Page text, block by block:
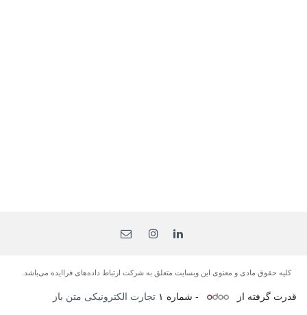
کلیه حقوق مادی و معنوی این وبسایت متعلق به شرکت ارتباط داده‌های فرا‌ایده می‌باشد.
قدرت گرفته از - شماره ۱ تجارت الکترونیکی متن باز